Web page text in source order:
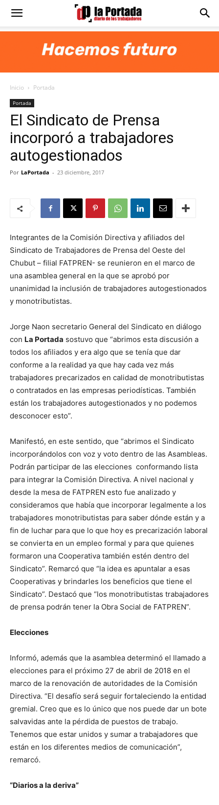
Diario
Portada
Inicio Portada
Portada
El Sindicato de Prensa
incorporó a trabajadores
autogestionados
Por LaPortada - 23 diciembre, 2017
Integrantes de la Comisión Directiva y afiliados del
Sindicato de Trabajadores de Prensa del Oeste del
Chubut – filial FATPREN- se reunieron en el marco de
una asamblea general en la que se aprobó por
unanimidad la inclusión de trabajadores autogestionados
y monotributistas.
Jorge Naon secretario General del Sindicato en diálogo
con La Portada sostuvo que “abrimos esta discusión a
todos los afiliados y era algo que se tenía que dar
conforme a la realidad ya que hay cada vez más
trabajadores precarizados en calidad de monotributistas
o contratados en las empresas periodísticas. También
están los trabajadores autogestionados y no podemos
desconocer esto”.
Manifestó, en este sentido, que “abrimos el Sindicato
incorporándolos con voz y voto dentro de las Asambleas.
Podrán participar de las elecciones conformando lista
para integrar la Comisión Directiva. A nivel nacional y
desde la mesa de FATPREN esto fue analizado y
consideramos que había que incorporar legalmente a los
trabajadores monotributistas para saber dónde están y a
fin de luchar para que lo que hoy es precarización laboral
se convierta en un empleo formal y para que quienes
formaron una Cooperativa también estén dentro del
Sindicato”. Remarcó que “la idea es apuntalar a esas
Cooperativas y brindarles los beneficios que tiene el
Sindicato”. Destacó que “los monotributistas trabajadores
de prensa podrán tener la Obra Social de FATPREN”.
Elecciones
Informó, además que la asamblea determinó el llamado a
elecciones para el próximo 27 de abril de 2018 en el
marco de la renovación de autoridades de la Comisión
Directiva. “El desafío será seguir fortaleciendo la entidad
gremial. Creo que es lo único que nos puede dar un bote
salvavidas ante la pérdida de puestos de trabajo.
Tenemos que estar unidos y sumar a trabajadores que
están en los diferentes medios de comunicación”,
remarcó.
“Diarios a la deriva”